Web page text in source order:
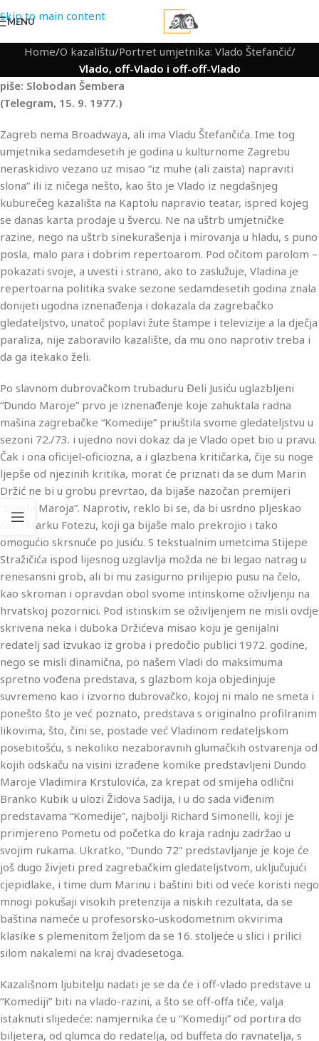
Skip to main content
MENU
Home/O kazalištu/Portret umjetnika: Vlado Štefančić/
Vlado, off-Vlado i off-off-Vlado
piše: Slobodan Šembera
(Telegram, 15. 9. 1977.)
Zagreb nema Broadwaya, ali ima Vladu Štefančića. Ime tog
umjetnika sedamdesetih je godina u kulturnome Zagrebu
neraskidivo vezano uz misao “iz muhe (ali zaista) napraviti
slona” ili iz ničega nešto, kao što je Vlado iz negdašnjeg
kuburečeg kazališta na Kaptolu napravio teatar, ispred kojeg
se danas karta prodaje u švercu. Ne na uštrb umjetničke
razine, nego na uštrb sinekurašenja i mirovanja u hladu, s puno
posla, malo para i dobrim repertoarom. Pod očitom parolom –
pokazati svoje, a uvesti i strano, ako to zaslužuje, Vladina je
repertoarna politika svake sezone sedamdesetih godina znala
donijeti ugodna iznenađenja i dokazala da zagrebačko
gledateljstvo, unatoč poplavi žute štampe i televizije a la dječja
paraliza, nije zaboravilo kazalište, da mu ono naprotiv treba i
da ga itekako želi.
Po slavnom dubrovačkom trubaduru Đeli Jusiću uglazbljeni
“Dundo Maroje” prvo je iznenađenje koje zahuktala radna
mašina zagrebačke “Komedije” priuštila svome gledateljstvu u
sezoni 72./73. i ujedno novi dokaz da je Vlado opet bio u pravu.
Čak i ona oficijel-oficiozna, a i glazbena kritičarka, čije su noge
ljepše od njezinih kritika, morat će priznati da se dum Marin
Držić ne bi u grobu prevrtao, da bijaše nazočan premijeri
“Dunda Maroja”. Naprotiv, reklo bi se, da bi usrdno pljeskao
čak i Marku Fotezu, koji ga bijaše malo prekrojio i tako
omogućio skrsnuće po Jusiću. S tekstualnim umetcima Stijepe
Stražičića ispod lijesnog uzglavlja možda ne bi legao natrag u
renesansni grob, ali bi mu zasigurno prilijepio pusu na čelo,
kao skroman i opravdan obol svome intinskome oživljenju na
hrvatskoj pozornici. Pod istinskim se oživljenjem ne misli ovdje
skrivena neka i duboka Držićeva misao koju je genijalni
redatelj sad izvukao iz groba i predočio publici 1972. godine,
nego se misli dinamična, po našem Vladi do maksimuma
spretno vođena predstava, s glazbom koja objedinjuje
suvremeno kao i izvorno dubrovačko, kojoj ni malo ne smeta i
ponešto što je već poznato, predstava s originalno profilranim
likovima, što, čini se, postade već Vladinom redateljskom
posebitošću, s nekoliko nezaboravnih glumačkih ostvarenja od
kojih odskaču na visini izrađene komike predstavljeni Dundo
Maroje Vladimira Krstulovića, za krepat od smijeha odlični
Branko Kubik u ulozi Židova Sadija, i u do sada viđenim
predstavama “Komedije”, najbolji Richard Simonelli, koji je
primjereno Pometu od početka do kraja radnju zadržao u
svojim rukama. Ukratko, “Dundo 72” predstavljanje je koje će
još dugo živjeti pred zagrebačkim gledateljstvom, uključujući
cjepidlake, i time dum Marinu i baštini biti od veće koristi nego
mnogi pokušaji visokih pretenzija a niskih rezultata, da se
baština nameće u profesorsko-uskodometnim okvirima
klasike s plemenitom željom da se 16. stoljeće u slici i prilici
silom nakalemi na kraj dvadesetoga.
Kazališnom ljubitelju nadati je se da će i off-vlado predstave u
“Komediji” biti na vlado-razini, a što se off-offa tiče, valja
istaknuti slijedeće: namjernika će u “Komediji” od portira do
biljetera, od glumca do redatelja, od buffeta do ravnatelja, s